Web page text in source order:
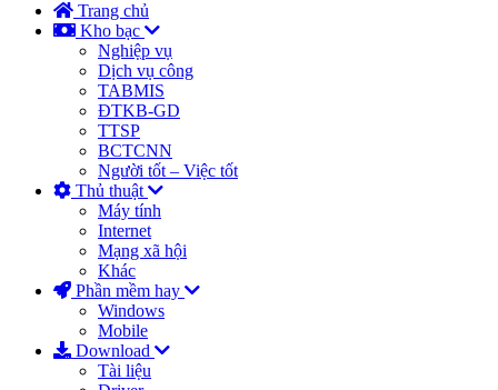
Trang chủ
Kho bạc
Nghiệp vụ
Dịch vụ công
TABMIS
ĐTKB-GD
TTSP
BCTCNN
Người tốt – Việc tốt
Thủ thuật
Máy tính
Internet
Mạng xã hội
Khác
Phần mềm hay
Windows
Mobile
Download
Tài liệu